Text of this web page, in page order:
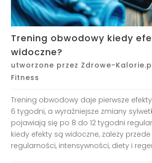
Trening obwodowy kiedy
widoczne?
utworzone przez Zdrowe-
Fitness
Trening obwodowy daje pierwsze
6 tygodni, a wyraźniejsze zmiany
pojawiają się po 8 do 12 tygodni
kiedy efekty są widoczne, zależy
regularności, intensywności, diety i